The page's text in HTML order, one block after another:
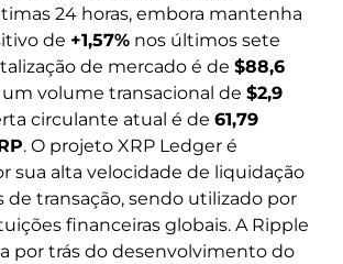
24 horas, embora mantenha
de +1,57% nos últimos sete
de mercado é de $88,6
um volume transacional de $2,9
circulante atual é de 61,79
. O projeto XRP Ledger é
sua alta velocidade de liquidação
de transação, sendo utilizado por
financeiras globais. A Ripple
por trás do desenvolvimento do